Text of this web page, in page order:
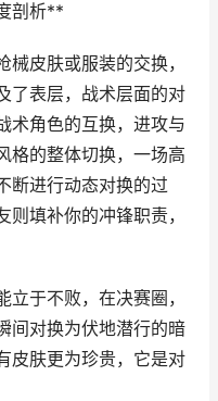
剖析**
皮肤或服装的交换，
了表层，战术层面的对
术角色的互换，进攻与
格的整体切换，一场高
断进行动态对换的过
填补你的冲锋职责，
于不败，在决赛圈，
间对换为伏地潜行的暗
皮肤更为珍贵，它是对